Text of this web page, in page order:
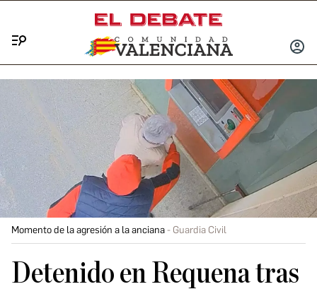
INICIAR
Momento de la agresión a la anciana Guardia Civil
Detenido en Requena tras